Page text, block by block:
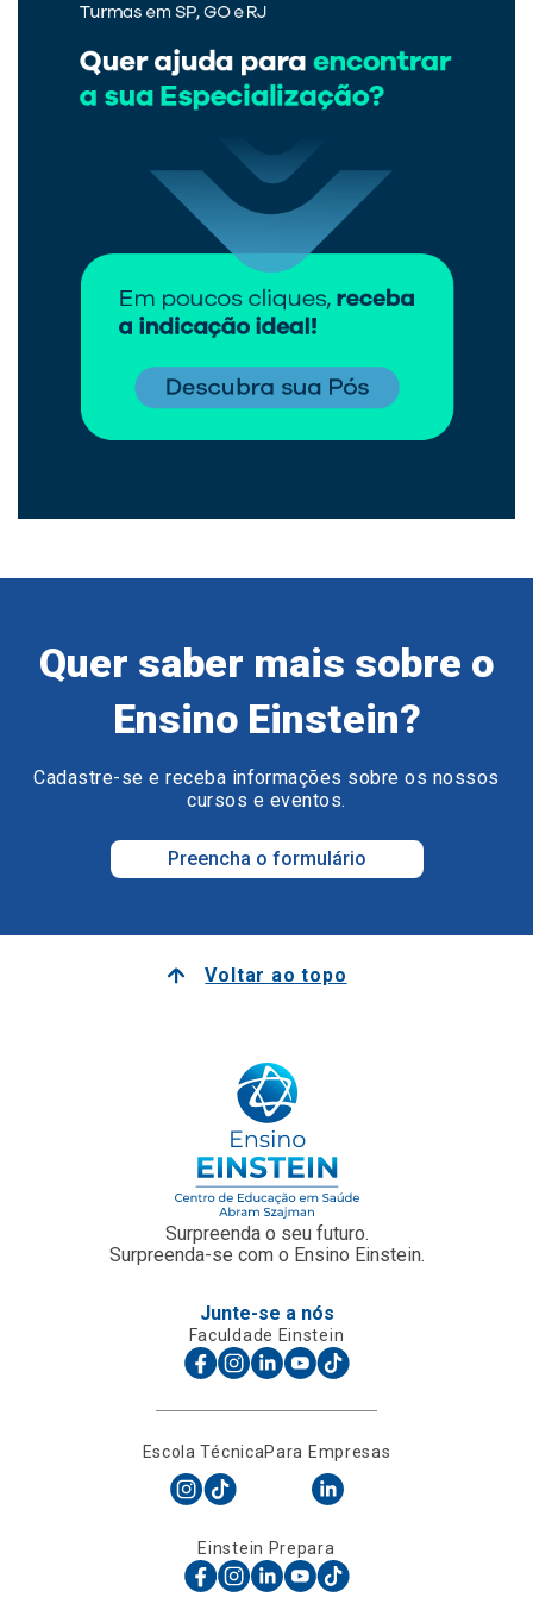
Quer saber mais sobre o
Ensino Einstein?
Cadastre-se e receba informações sobre os nossos
cursos e eventos.
Preencha o formulário
Voltar ao topo
Surpreenda o seu futuro.
Surpreenda-se com o Ensino Einstein.
Junte-se a nós
Faculdade Einstein
Escola TécnicaPara Empresas
Einstein Prepara